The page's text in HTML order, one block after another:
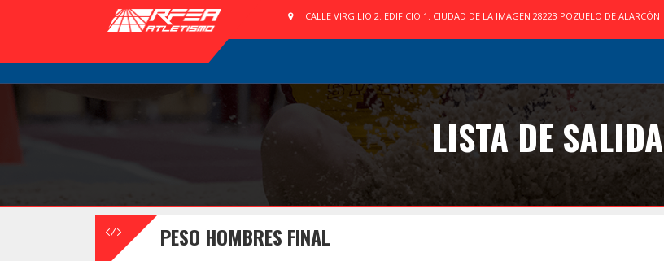
CALLE VIRGILIO 2. EDIFICIO 1. CIUDAD DE LA IMAGEN 28223 POZUELO DE ALARCÓN
LISTA DE SALIDA
PESO HOMBRES FINAL